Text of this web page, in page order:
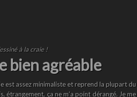
à la craie !
bien agréable
est assez minimaliste et reprend la plupart du
étrangement, ça ne m’a point dérangé. Je me